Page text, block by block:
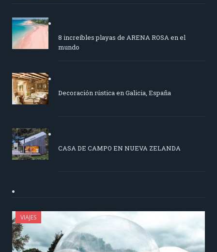
8 increíbles playas de ARENA ROSA en el
mundo
Decoración rústica en Galicia, España
CASA DE CAMPO EN NUEVA ZELANDA
VIAJES